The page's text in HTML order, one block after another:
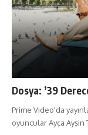
Dosya: ’39
Prime Video'da
oyuncular Ayça Ayşin